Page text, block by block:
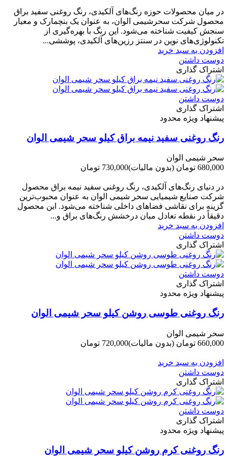
در میان محصولات حوزه رنگ‌های آلکیدی، رنگ روغنی سفید براق
محصول شرکت سحرشیمی الوان، به عنوان یک بنچمارک و معیار
سنجش کیفیت شناخته می‌شود. این رنگ با بهره‌گیری از
تکنولوژی‌های نوین در سنتز رزین‌های آلکیدی، پوششی...
افزودن به سبد خرید
دوست داشتن
اشتراک گذاری
دوست داشتن
اشتراک گذاری
پیشنهاد ویژه محدود
رنگ روغنی سفید نیمه براق کیلو سحر شیمی الوان
سحر شیمی الوان
680,000 تومان
(بدون مالیات)730,000 تومان
در دنیای رنگ‌های آلکیدی، رنگ روغنی سفید نیمه براق محصول
شرکت صنایع شیمیایی سحر شیمی الوان به عنوان محبوب‌ترین
گزینه برای نقاشی فضاهای داخلی شناخته می‌شود. این محصول
دقیقاً در نقطه تعادل میان درخشش رنگ‌های براق و...
افزودن به سبد خرید
دوست داشتن
اشتراک گذاری
دوست داشتن
اشتراک گذاری
پیشنهاد ویژه محدود
رنگ روغنی طوسی روشن کیلو سحر شیمی الوان
سحر شیمی الوان
660,000 تومان
(بدون مالیات)720,000 تومان
افزودن به سبد خرید
دوست داشتن
اشتراک گذاری
دوست داشتن
اشتراک گذاری
پیشنهاد ویژه محدود
رنگ روغنی کرم روشن کیلو سحر شیمی الوان